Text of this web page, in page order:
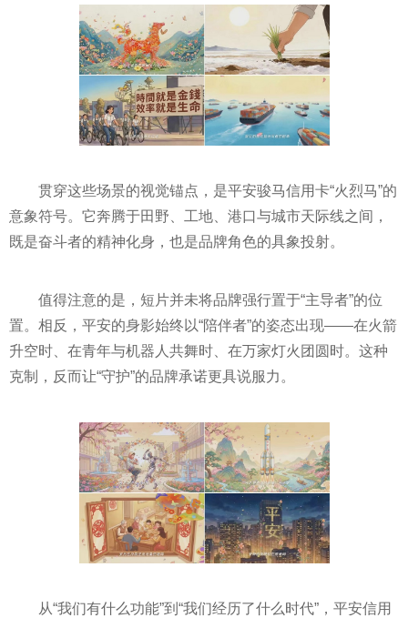
贯穿这些场景的视觉锚点，是平安骏马信用卡“火烈马”的
意象符号。它奔腾于田野、工地、港口与城市天际线之间，
既是奋斗者的精神化身，也是品牌角色的具象投射。
值得注意的是，短片并未将品牌强行置于“主导者”的位
置。相反，平安的身影始终以“陪伴者”的姿态出现——在火箭
升空时、在青年与机器人共舞时、在万家灯火团圆时。这种
克制，反而让“守护”的品牌承诺更具说服力。
从“我们有什么功能”到“我们经历了什么时代”，平安信用